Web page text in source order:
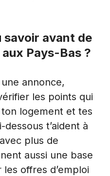
savoir avant de
Pays-Bas ?
annonce,
les points qui
logement et tes
t’aident à
plus de
aussi une base
offres d’emploi